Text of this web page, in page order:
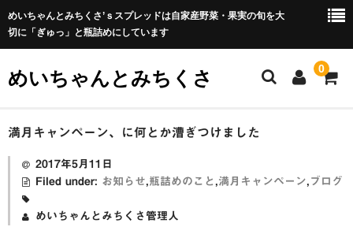
めいちゃんとみちくさ’ｓスプレッドは自家産野菜・果実の旬を大
切に「ぎゅっ」と瓶詰めにしています
めいちゃんとみちくさ 0
ホーム
めいちゃんとみちくさブログ
ABOUT
満月キャンペーン、に何とか漕ぎつけました
2017年5月11日
Filed under: お知らせ,瓶詰めのこと ,満月キャンペーン, ブログ
めいちゃんとみちくさ管理人